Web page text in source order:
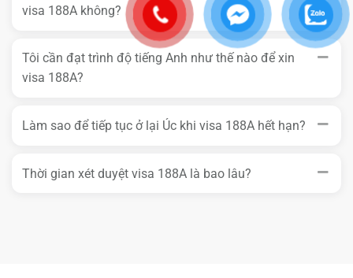
visa 188A không?
Tôi cần đạt trình độ tiếng Anh như thế nào để xin
visa 188A?
Làm sao để tiếp tục ở lại Úc khi visa 188A hết hạn?
Thời gian xét duyệt visa 188A là bao lâu?